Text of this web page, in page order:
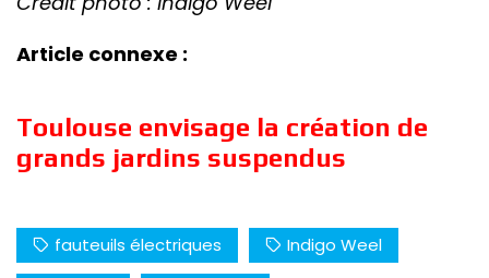
Article connexe :
Toulouse envisage la création de
grands jardins suspendus
fauteuils électriques
Indigo Weel